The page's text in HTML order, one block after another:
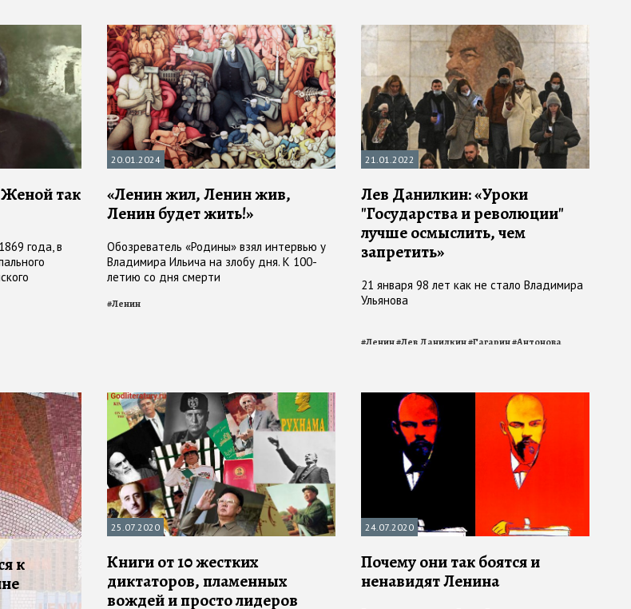
так
года, в
20.01.2024
«Ленин жил, Ленин жив,
Ленин будет жить!»
Обозреватель «Родины» взял интервью у
Владимира Ильича на злобу дня. К 100-
летию со дня смерти
#Ленин
21.01.2022
Лев Данилкин: «Уроки
"Государства и революции"
лучше осмыслить, чем
запретить»
21 января 98 лет как не стало Владимира
Ульянова
#Ленин#Лев Данилкин#Гагарин#Антонова
к
25.07.2020
Книги от 10 жестких
диктаторов, пламенных
вождей и просто лидеров
24.07.2020
Почему они так боятся и
ненавидят Ленина